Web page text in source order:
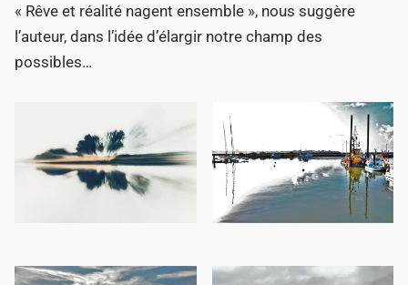
« Rêve et réalité nagent ensemble », nous suggère
l’auteur, dans l’idée d’élargir notre champ des
possibles…